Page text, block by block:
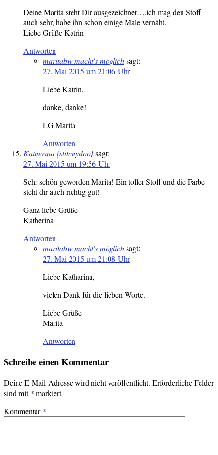
Deine Marita steht Dir ausgezeichnet….ich mag den Stoff
auch sehr, habe ihn schon einige Male vernäht.
Liebe Grüße Katrin
Antworten
maritabw macht's möglichsagt:
27. Mai 2015 um 21:06 Uhr
Liebe Katrin,
danke, danke!
LG Marita
Antworten
Katherina {stitchydoo}sagt:
27. Mai 2015 um 19:56 Uhr
Sehr schön geworden Marita! Ein toller Stoff und die Farbe
steht dir auch richtig gut!
Ganz liebe Grüße
Katherina
Antworten
maritabw macht's möglichsagt:
27. Mai 2015 um 21:08 Uhr
Liebe Katharina,
vielen Dank für die lieben Worte.
Liebe Grüße
Marita
Antworten
Schreibe einen Kommentar
Deine E-Mail-Adresse wird nicht veröffentlicht. Erforderliche Felder
sind mit* markiert
Kommentar*